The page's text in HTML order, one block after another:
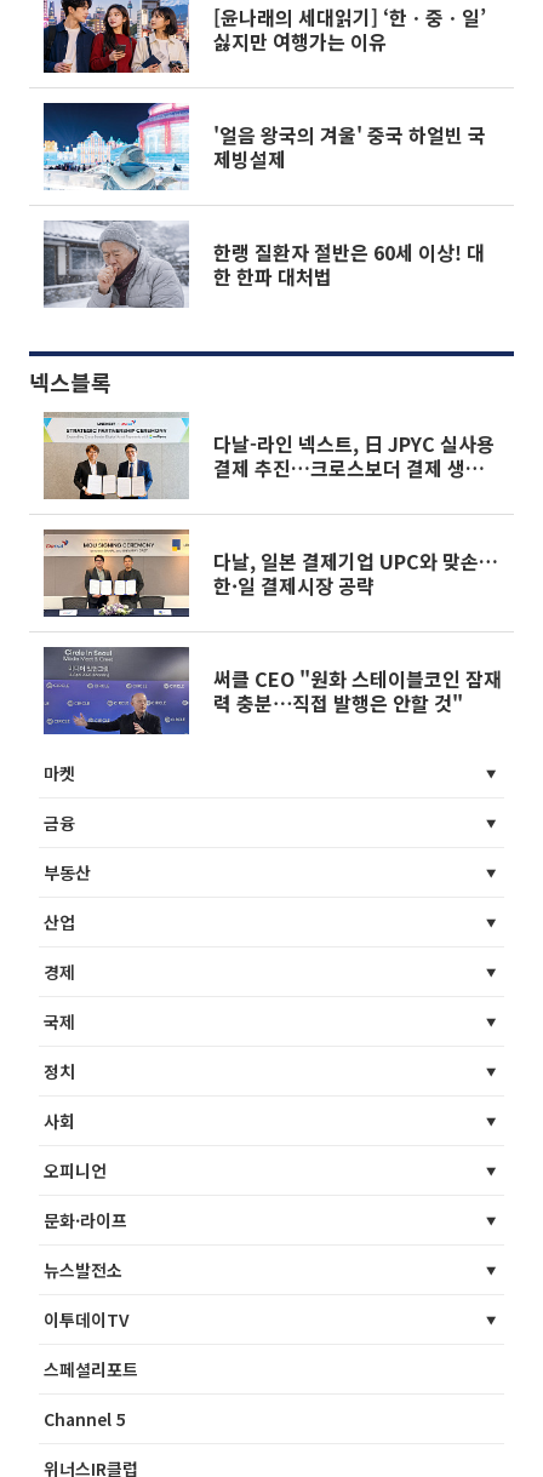
[윤나래의 세대읽기] ‘한ㆍ중ㆍ일’
싫지만 여행가는 이유
'얼음 왕국의 겨울' 중국 하얼빈 국
제빙설제
한랭 질환자 절반은 60세 이상! 대
한 한파 대처법
넥스블록
다날-라인 넥스트, 日 JPYC 실사용
결제 추진…크로스보더 결제 생태계
다날, 일본 결제기업 UPC와 맞손…
한·일 결제시장 공략
써클 CEO "원화 스테이블코인 잠재
력 충분⋯직접 발행은 안할 것"
마켓
금융
부동산
산업
경제
국제
정치
사회
오피니언
문화·라이프
뉴스발전소
이투데이TV
스페셜리포트
Channel 5
위너스IR클럽